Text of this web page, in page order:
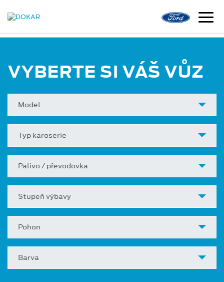
VYBERTE SI VÁŠ VŮZ
Model
Typ karoserie
Palivo / převodovka
Stupeň výbavy
Pohon
Barva